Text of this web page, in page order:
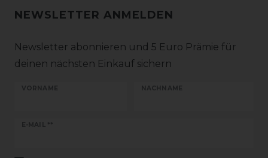
NEWSLETTER ANMELDEN
Newsletter abonnieren und 5 Euro Prämie für
deinen nächsten Einkauf sichern
VORNAME NACHNAME
E-MAIL **
Newsletter